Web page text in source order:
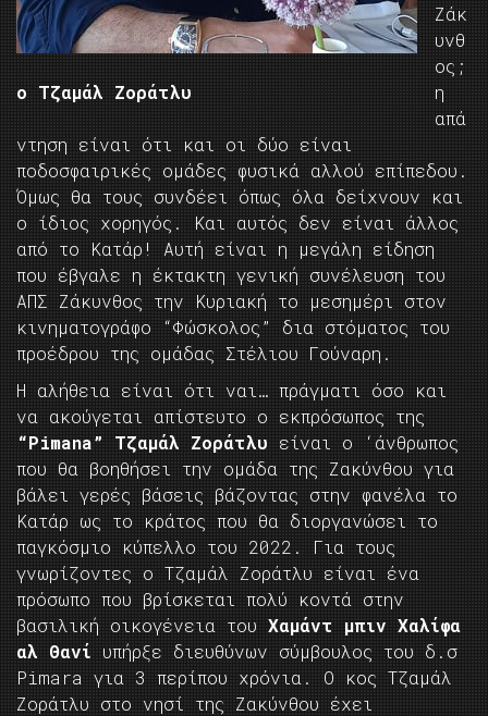
ο Τζαμάλ Ζοράτλυ
Ζάκ
υνθ
ος;
η
απά
ντηση είναι ότι και οι δύο είναι
ποδοσφαιρικές ομάδες φυσικά αλλού επίπεδου.
Όμως θα τους συνδέει όπως όλα δείχνουν και
ο ίδιος χορηγός. Και αυτός δεν είναι άλλος
από το Κατάρ! Αυτή είναι η μεγάλη είδηση
που έβγαλε η έκτακτη γενική συνέλευση του
ΑΠΣ Ζάκυνθος την Κυριακή το μεσημέρι στον
κινηματογράφο “Φώσκολος” δια στόματος του
προέδρου της ομάδας Στέλιου Γούναρη.
Η αλήθεια είναι ότι ναι… πράγματι όσο και
να ακούγεται απίστευτο ο εκπρόσωπος της
“Pimana”
Τζαμάλ Ζοράτλυ είναι ο ‘άνθρωπος
που θα βοηθήσει την ομάδα της Ζακύνθου για
βάλει γερές βάσεις βάζοντας στην φανέλα το
Κατάρ ως το κράτος που θα διοργανώσει το
παγκόσμιο κύπελλο του 2022. Για τους
γνωρίζοντες ο Τζαμάλ Ζοράτλυ είναι ένα
πρόσωπο που βρίσκεται πολύ κοντά στην
βασιλική οικογένεια του Χαμάντ μπιν Χαλίφα
αλ Θανί υπήρξε διευθύνων σύμβουλος του δ.σ
Pimara για 3 περίπου χρόνια. Ο κος Τζαμάλ
Ζοράτλυ στο νησί της Ζακύνθου έχει